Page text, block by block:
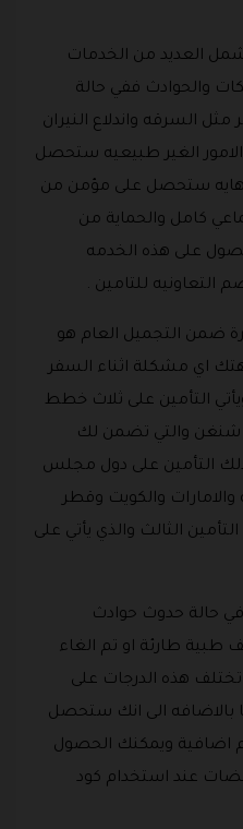
العديد من الخدمات
والحوادث ففي حالة
السرقه واندلاع النيران
الامور الغير طبيعيه ستحصل
ستحصل على مؤمن من
كامل والحماية من
على هذه الخدمه
للتامين .
ضمن التجميل العام هو
اي مشكلة اثناء السفر
التأمين على ثلاث خطط
شنغن والتي تضمن لك
كذلك التأمين على دول مجلس
والكويت وقطر
الثالث والذي يأتي على
في حالة حدوث حوادث
طارئة او تم الغاء
تختلف هذه الدرجات على
بالاضافه الى انك ستحصل
اضافية ويمكنك الحصول
عند استخدام كود